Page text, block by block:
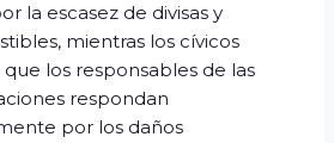
la escasez de divisas y
mientras los cívicos
los responsables de las
respondan
por los daños